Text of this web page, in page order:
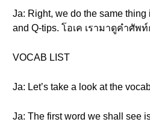
Ja: Right, we do the same
and Q-tips. โอเค เรามาดูคำศัพ
VOCAB LIST
Ja: Let’s take a look at the
Ja: The first word we shall see